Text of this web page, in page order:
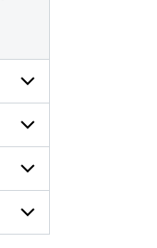
Undersidor
för
Radar
och
satellit
Undersidor
för
Väder
till
havs
Undersidor
för